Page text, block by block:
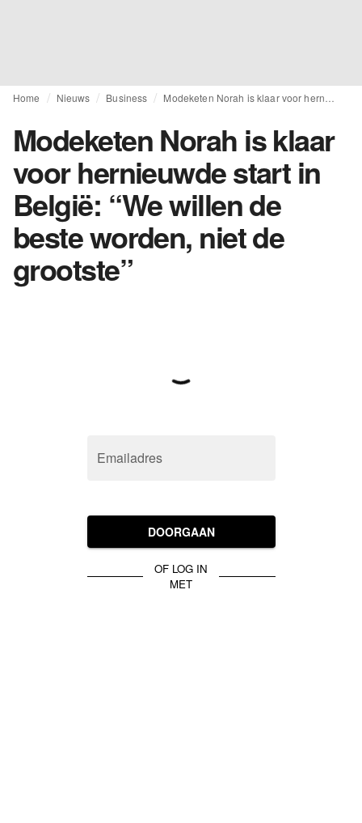
Home Nieuws Business
Modeketen Norah is klaar
voor hernieuwde start in
België: “We willen de
beste worden, niet de
grootste”
Emailadres
DOORGAAN
OF LOG IN
MET